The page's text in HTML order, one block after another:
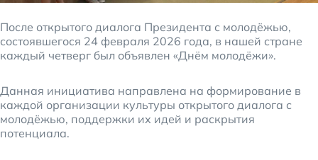
После открытого диалога Президента с молодёжью,
состоявшегося 24 февраля 2026 года, в нашей стране
каждый четверг был объявлен «Днём молодёжи».
Данная инициатива направлена на формирование в
каждой организации культуры открытого диалога с
молодёжью, поддержки их идей и раскрытия
потенциала.